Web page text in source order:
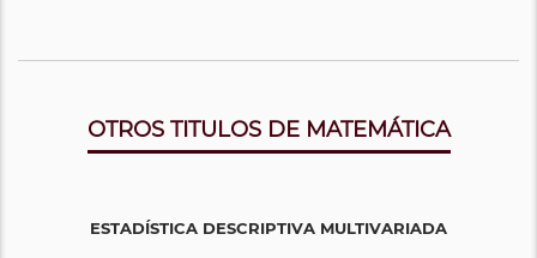
OTROS TITULOS DE MATEMÁTICA
ESTADÍSTICA DESCRIPTIVA MULTIVARIADA